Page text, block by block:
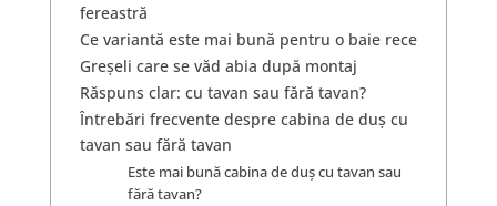
fereastră
Ce variantă este mai bună pentru o baie rece
Greșeli care se văd abia după montaj
Răspuns clar: cu tavan sau fără tavan?
Întrebări frecvente despre cabina de duș cu
tavan sau fără tavan
Este mai bună cabina de duș cu tavan sau
fără tavan?